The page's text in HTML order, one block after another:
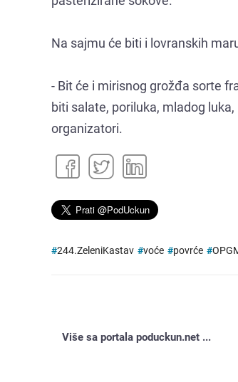
Na sajmu će biti i lovranskih
- Bit će i mirisnog grožđa sorte
biti salate, poriluka, mladog
organizatori.
#244.ZeleniKastav #voće #povrće #
Više sa portala poduckun.net ...